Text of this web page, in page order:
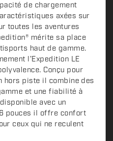
de chargement
axées sur
toutes les aventures
mérite sa place
haut de gamme.
l’Expedition LE
Conçu pour
hors piste il combine des
et une fiabilité à
avec un
pouces il offre confort
ceux qui ne reculent